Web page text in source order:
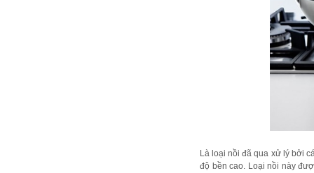
Là loại nồi đã qua xử lý bởi
độ bền cao. Loại nồi này